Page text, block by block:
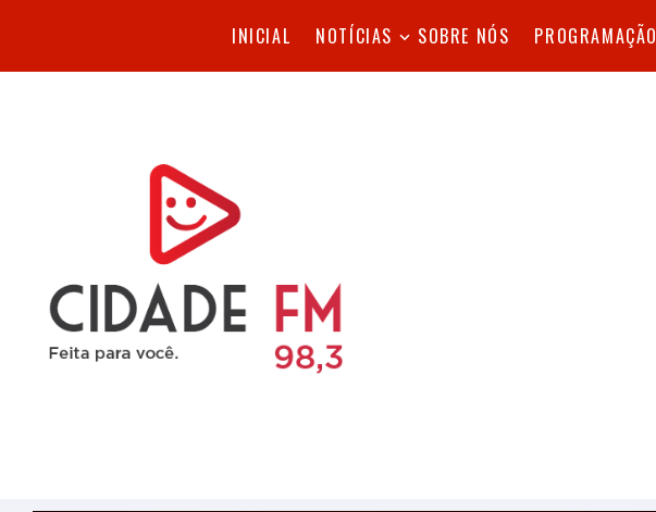
INICIAL NOTÍCIAS SOBRE NÓS PROGRAMAÇÃO